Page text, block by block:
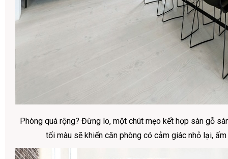
Phòng quá rộng? Đừng lo, một chút mẹo kết hợp sàn gỗ
tối màu sẽ khiến căn phòng có cảm giác nhỏ lại, ấm